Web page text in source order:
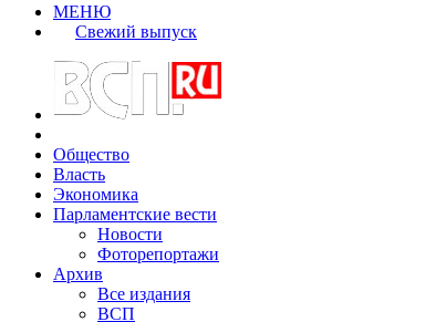
МЕНЮ
Свежий выпуск
Общество
Власть
Экономика
Парламентские вести
Новости
Фоторепортажи
Архив
Все издания
ВСП